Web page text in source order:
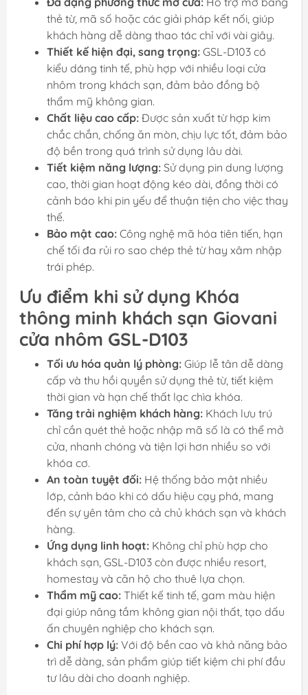
thẻ từ, mã số hoặc các giải pháp kết nối, giúp
khách hàng dễ dàng thao tác chỉ với vài giây.
Thiết kế hiện đại, sang trọng: GSL-D103 có
kiểu dáng tinh tế, phù hợp với nhiều loại cửa
nhôm trong khách sạn, đảm bảo đồng bộ
thẩm mỹ không gian.
Chất liệu cao cấp: Được sản xuất từ hợp kim
chắc chắn, chống ăn mòn, chịu lực tốt, đảm bảo
độ bền trong quá trình sử dụng lâu dài.
Tiết kiệm năng lượng: Sử dụng pin dung lượng
cao, thời gian hoạt động kéo dài, đồng thời có
cảnh báo khi pin yếu để thuận tiện cho việc thay
thế.
Bảo mật cao: Công nghệ mã hóa tiên tiến, hạn
chế tối đa rủi ro sao chép thẻ từ hay xâm nhập
trái phép.
Ưu điểm khi sử dụng Khóa
thông minh khách sạn Giovani
cửa nhôm GSL-D103
Tối ưu hóa quản lý phòng: Giúp lễ tân dễ dàng
cấp và thu hồi quyền sử dụng thẻ từ, tiết kiệm
thời gian và hạn chế thất lạc chìa khóa.
Tăng trải nghiệm khách hàng: Khách lưu trú
chỉ cần quét thẻ hoặc nhập mã số là có thể mở
cửa, nhanh chóng và tiện lợi hơn nhiều so với
khóa cơ.
An toàn tuyệt đối: Hệ thống bảo mật nhiều
lớp, cảnh báo khi có dấu hiệu cạy phá, mang
đến sự yên tâm cho cả chủ khách sạn và khách
hàng.
Ứng dụng linh hoạt: Không chỉ phù hợp cho
khách sạn, GSL-D103 còn được nhiều resort,
homestay và căn hộ cho thuê lựa chọn.
Thẩm mỹ cao: Thiết kế tinh tế, gam màu hiện
đại giúp nâng tầm không gian nội thất, tạo dấu
ấn chuyên nghiệp cho khách sạn.
Chi phí hợp lý: Với độ bền cao và khả năng bảo
trì dễ dàng, sản phẩm giúp tiết kiệm chi phí đầu
tư lâu dài cho doanh nghiệp.